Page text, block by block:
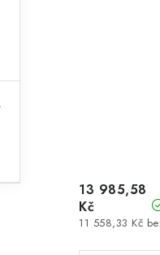
11 558,33 Kč
13 985,58
Kč